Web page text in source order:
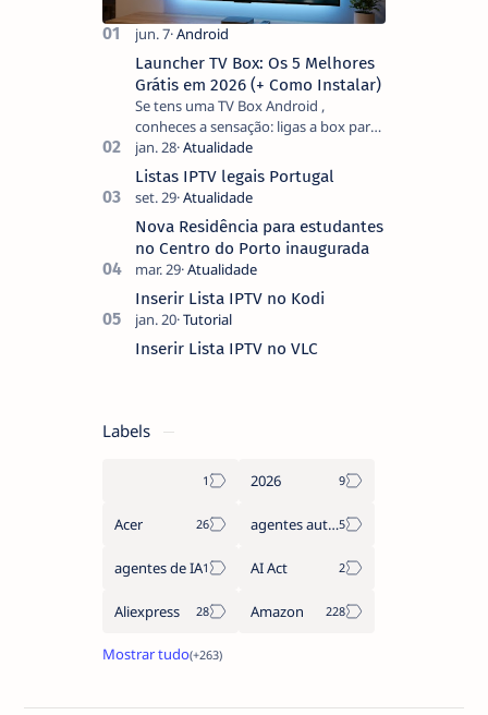
Launcher TV Box: Os 5 Melhores
Grátis em 2026 (+ Como Instalar)
Se tens uma TV Box Android ,
conheces a sensação: ligas a box para
ver um filme e o ecrã inicial está
coberto de sugestões que não
pediste, ban…
Listas IPTV legais Portugal
Nova Residência para estudantes
no Centro do Porto inaugurada
Inserir Lista IPTV no Kodi
Inserir Lista IPTV no VLC
Labels
2026
Acer agentes autónomos
agentes de IA AI Act
Aliexpress Amazon